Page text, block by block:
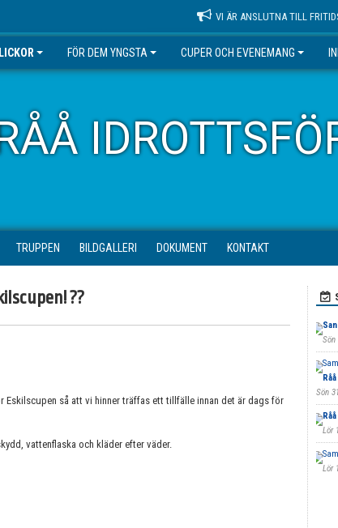
VI ÄR ANSLUTNA TILL
FÖR DEM YNGSTA CUPER OCH EVENEMANG
TRUPPEN BILDGALLERI DOKUMENT KONTAKT
??
Eskilscupen så att vi hinner träffas ett tillfälle innan det är dags för
vattenflaska och kläder efter väder.
Sön
Sön
Lör
Lör